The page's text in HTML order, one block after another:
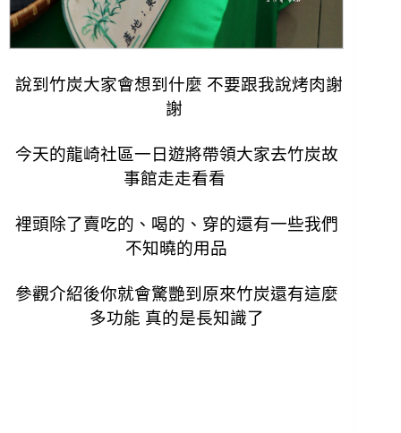
說到竹炭大家會想到什麼 不要跟我說烤肉謝
謝
今天的龍崎社區一日遊將帶領大家去竹炭故
事館走走看看
裡頭除了賣吃的、喝的、穿的還有一些我們
不知曉的用品
參觀介紹後你就會驚艷到原來竹炭還有這麼
多功能 真的是長知識了